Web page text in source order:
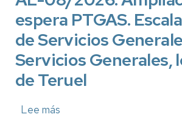
Generales.
Conductor,
distribución
y
reparto
espera PTGAS.
de Servicios
Servicios Generales,
de Teruel
Lee más